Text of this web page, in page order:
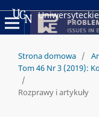
Strona domowa /
Tom 46 Nr 3 (2019):
/
Rozprawy i artykuły